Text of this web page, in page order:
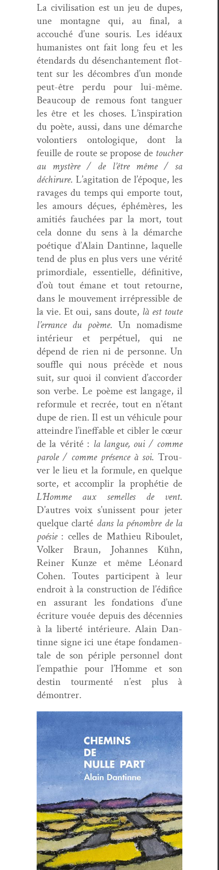
La civil­i­sa­tion est un jeu de dupes,
une mon­tagne qui, au final, a
accouché d’une souris. Les idéaux
human­istes ont fait long feu et les
éten­dards du désen­chante­ment flot­
tent sur les décom­bres d’un monde
peut-être per­du pour lui-même.
Beau­coup de remous font tanguer
les être et les choses. L’inspiration
du poète, aus­si, dans une démarche
volon­tiers ontologique, dont la
feuille de route se pro­pose de touch­er
au mys­tère / de l’être même / sa
déchirure. L’agitation de l’époque, les
rav­ages du temps qui emporte tout,
les amours déçues, éphémères, les
ami­tiés fauchées par la mort, tout
cela donne du sens à la démarche
poé­tique d’Alain Dan­tinne, laque­lle
tend de plus en plus vers une vérité
pri­mor­diale, essen­tielle, défini­tive,
d’où tout émane et tout retourne,
dans le mou­ve­ment irré­press­ible de
la vie. Et oui, sans doute, là est toute
l’errance du poème. Un nomadisme
intérieur et per­pétuel, qui ne
dépend de rien ni de per­son­ne. Un
souf­fle qui nous précède et nous
suit, sur quoi il con­vient d’accorder
son verbe. Le poème est lan­gage, il
refor­mule et recrée, tout en n’étant
dupe de rien. Il est un véhicule pour
attein­dre l’ineffable et cibler le cœur
de la vérité : la langue, oui / comme
parole / comme présence à soi. Trou­
ver le lieu et la for­mule, en quelque
sorte, et accom­plir la prophétie de
L’Homme aux semelles de vent.
D’autres voix s’unissent pour jeter
quelque clarté dans la pénom­bre de la
poésie: celles de Math­ieu Riboulet,
Volk­er Braun, Johannes Kühn,
Rein­er Kun­ze et même Léonard
Cohen. Toutes par­ticipent à leur
endroit à la con­struc­tion de l’édifice
en assur­ant les fon­da­tions d’une
écri­t­ure vouée depuis des décen­nies
à la lib­erté intérieure. Alain Dan­
tinne signe ici une étape fon­da­men­
tale de son périple per­son­nel dont
l’empathie pour l’Homme et son
des­tin tour­men­té n’est plus à
démontrer.